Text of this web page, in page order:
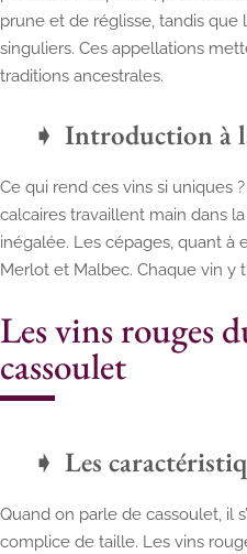
prune et de réglisse, tandis que
singuliers. Ces appellations
traditions ancestrales.
Introduction à
Ce qui rend ces vins si uniques
calcaires travaillent main dans
inégalée. Les cépages, quant à
Merlot et Malbec. Chaque vin y
Les vins rouges
cassoulet
Les
Quand on parle de cassoulet, il
complice de taille. Les vins